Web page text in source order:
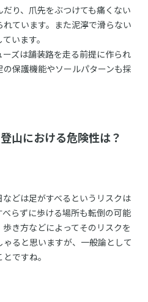
り、爪先をぶつけても痛くない
ています。また泥濘で滑らない
います。
ズは舗装路を走る前提に作られ
保護機能やソールパターンも採
山における危険性は？
どは足がすべるというリスクは
らずに歩ける場所も転倒の可能
き方などによってそのリスクを
ると思いますが、一般論として
ですね。